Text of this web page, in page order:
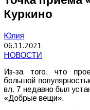
Куркино
Юлия
06.11.2021
НОВОСТИ
Из-за того, что
большой
вл. 7 недавно был
«Добрые вещи».